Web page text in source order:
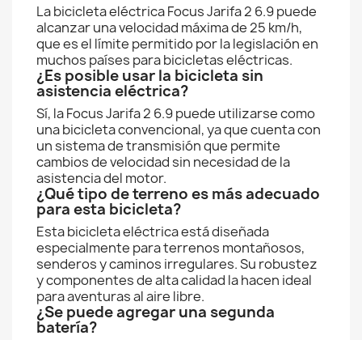
La bicicleta eléctrica Focus Jarifa 2 6.9 puede
alcanzar una velocidad máxima de 25 km/h,
que es el límite permitido por la legislación en
muchos países para bicicletas eléctricas.
¿Es posible usar la bicicleta sin
asistencia eléctrica?
Sí, la Focus Jarifa 2 6.9 puede utilizarse como
una bicicleta convencional, ya que cuenta con
un sistema de transmisión que permite
cambios de velocidad sin necesidad de la
asistencia del motor.
¿Qué tipo de terreno es más adecuado
para esta bicicleta?
Esta bicicleta eléctrica está diseñada
especialmente para terrenos montañosos,
senderos y caminos irregulares. Su robustez
y componentes de alta calidad la hacen ideal
para aventuras al aire libre.
¿Se puede agregar una segunda
batería?